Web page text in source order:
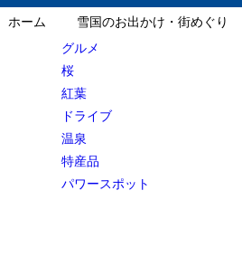
ホーム
雪国のお出かけ・街めぐり
グルメ
桜
紅葉
ドライブ
温泉
特産品
パワースポット